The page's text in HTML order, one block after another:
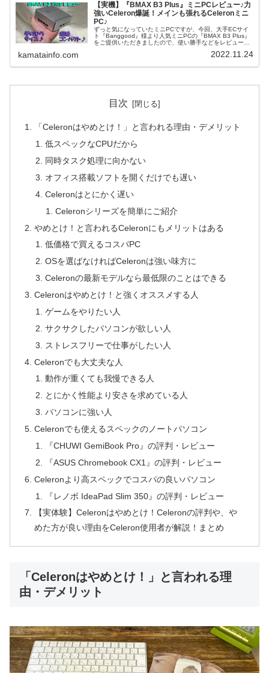
【実機】『BMAX B3 Plus』ミニPCレビュー♪力
強いCeleron爆誕！メインも張れるCeleronミニ
PC♪
ずっと気になっていたミニPCですが、今回、大手ECサイ
ト『Banggood』様より人気ミニPCの『BMAX B3 Plus』
をご提供いただきましたので、使い勝手などをレビューし
WindowsパソコンでCeleronシリーズはやめとけと当サイ
kamatainfo.com 2022.11.24
目次
「Celeronはやめとけ！」と言われる理由・デメリット
低スペックなCPUだから
同時タスク処理に向かない
オフィス搭載ソフトを開くだけでも遅い
Celeronはとにかく遅い
Celeronシリーズを簡単にご紹介
やめとけ！と言われるCeleronにもメリットはある
低価格で買えるコスパPC
OSを選ばなければCeleronは強い味方に
Celeronの最新モデルなら最低限のことはできる
Celeronはやめとけ！と強くオススメする人
ゲームをやりたい人
サクサクしたパソコンが欲しい人
ストレスフリーで仕事がしたい人
Celeronでも大丈夫な人
動作が重くても我慢できる人
とにかく性能より安さを求めている人
パソコンに強い人
Celeronでも使えるスペックのノートパソコン
『CHUWI GemiBook Pro』の評判・レビュー
『ASUS Chromebook CX1』の評判・レビュー
Celeronより高スペックでコスパの良いパソコン
『レノボ IdeaPad Slim 350』の評判・レビュー
【実体験】Celeronはやめとけ！Celeronの評判や、や
めた方が良い理由をCeleron使用者が解説！まとめ
「Celeronはやめとけ！」と言われる理
由・デメリット